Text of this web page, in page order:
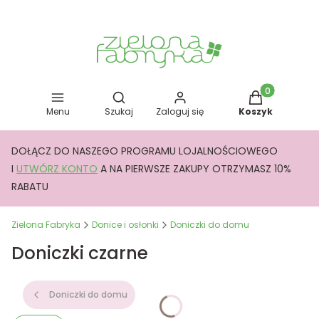
Menu
Otwórz wyszukiwarkę
Szukaj Zaloguj się
Produkty w
Koszyk
DOŁĄCZ DO NASZEGO PROGRAMU LOJALNOŚCIOWEGO
I UTWÓRZ KONTO A NA PIERWSZE ZAKUPY OTRZYMASZ 10%
RABATU
Zielona Fabryka Donice i osłonki Doniczki do domu
Doniczki czarne
Doniczki do domu